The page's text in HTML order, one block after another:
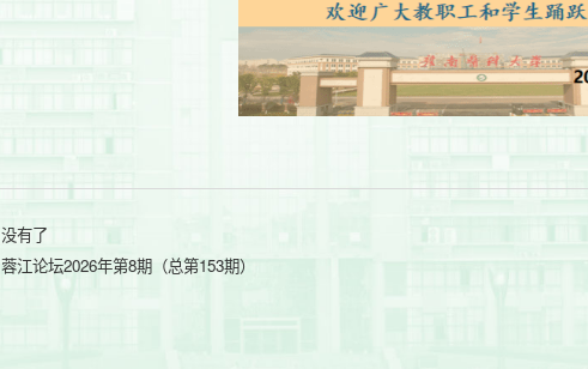
没有了
蓉江论坛2026年第8期（总第153期）